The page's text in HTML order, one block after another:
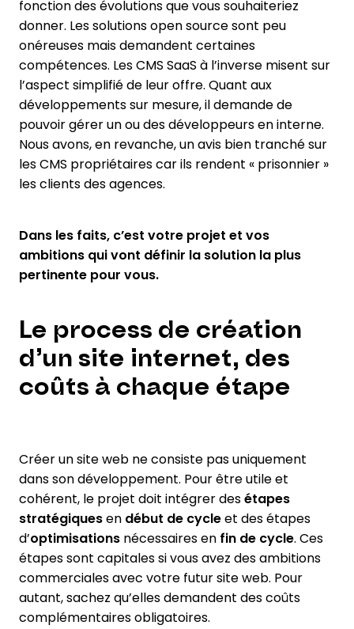
fonction des évolutions que vous souhaiteriez
donner. Les solutions open source sont peu
onéreuses mais demandent certaines
compétences. Les CMS SaaS à l’inverse misent sur
l’aspect simplifié de leur offre. Quant aux
développements sur mesure, il demande de
pouvoir gérer un ou des développeurs en interne.
Nous avons, en revanche, un avis bien tranché sur
les CMS propriétaires car ils rendent « prisonnier »
les clients des agences.
Dans les faits, c’est votre projet et vos
ambitions qui vont définir la solution la plus
pertinente pour vous.
Le process de création
d’un site internet, des
coûts à chaque étape
Créer un site web ne consiste pas uniquement
dans son développement. Pour être utile et
cohérent, le projet doit intégrer desétapes
stratégiquesen début de cycleet des étapes
d’optimisations nécessaires en fin de cycle. Ces
étapes sont capitales si vous avez des ambitions
commerciales avec votre futur site web. Pour
autant, sachez qu’elles demandent des coûts
complémentaires obligatoires.